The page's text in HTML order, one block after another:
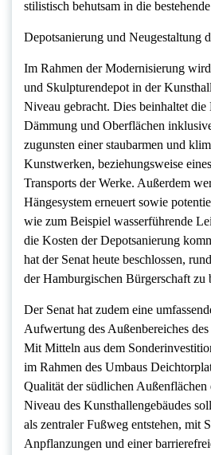
stilistisch behutsam in die
Depotsanierung und Neugestaltung
Im Rahmen der Modernisierung
und Skulpturendepot in der
Niveau gebracht. Dies beinhaltet die
Dämmung und Oberflächen
zugunsten einer staubarmen und
Kunstwerken, beziehungsweise
Transports der Werke. Außerdem
Hängesystem erneuert sowie
wie zum Beispiel wasserführende
die Kosten der Depotsanierung
hat der Senat heute beschlossen,
der Hamburgischen Bürgerschaft zu
Der Senat hat zudem eine
Aufwertung des Außenbereiches
Mit Mitteln aus dem
im Rahmen des Umbaus
Qualität der südlichen
Niveau des Kunsthallengebäudes
als zentraler Fußweg entstehen, mit
Anpflanzungen und einer